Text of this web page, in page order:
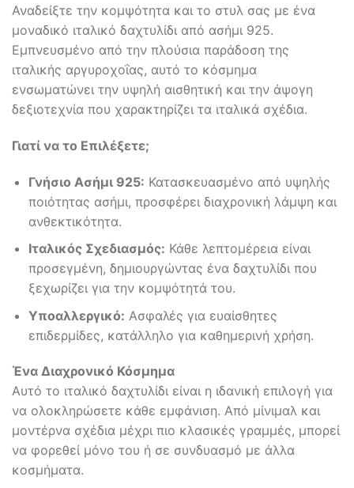
Αναδείξτε την κομψότητα και το στυλ σας με ένα
μοναδικό ιταλικό δαχτυλίδι από ασήμι 925.
Εμπνευσμένο από την πλούσια παράδοση της
ιταλικής αργυροχοΐας, αυτό το κόσμημα
ενσωματώνει την υψηλή αισθητική και την άψογη
δεξιοτεχνία που χαρακτηρίζει τα ιταλικά σχέδια.
Γιατί να το Επιλέξετε;
Γνήσιο Ασήμι 925: Κατασκευασμένο από υψηλής
ποιότητας ασήμι, προσφέρει διαχρονική λάμψη και
ανθεκτικότητα.
Ιταλικός Σχεδιασμός: Κάθε λεπτομέρεια είναι
προσεγμένη, δημιουργώντας ένα δαχτυλίδι που
ξεχωρίζει για την κομψότητά του.
Υποαλλεργικό: Ασφαλές για ευαίσθητες
επιδερμίδες, κατάλληλο για καθημερινή χρήση.
Ένα Διαχρονικό Κόσμημα
Αυτό το ιταλικό δαχτυλίδι είναι η ιδανική επιλογή για
να ολοκληρώσετε κάθε εμφάνιση. Από μίνιμαλ και
μοντέρνα σχέδια μέχρι πιο κλασικές γραμμές, μπορεί
να φορεθεί μόνο του ή σε συνδυασμό με άλλα
κοσμήματα.